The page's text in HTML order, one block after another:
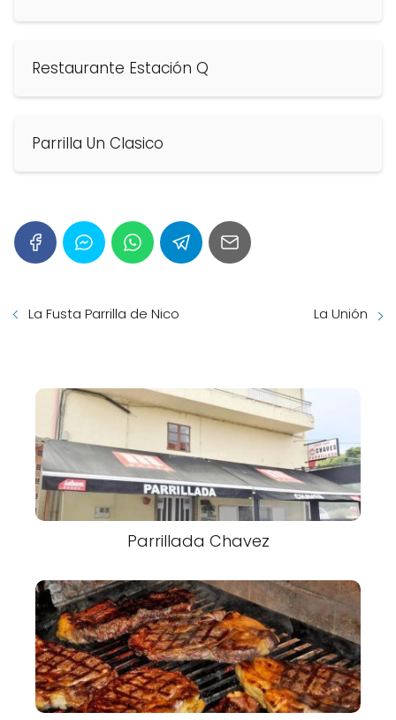
Restaurante Estación Q
Parrilla Un Clasico
La Fusta Parrilla de Nico La Unión
Parrillada Chavez